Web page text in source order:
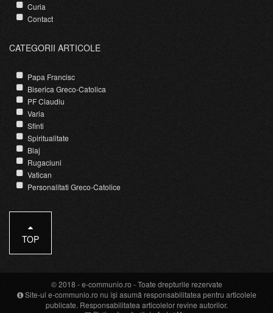
Curia
Contact
CATEGORII ARTICOLE
Papa Francisc
Biserica Greco-Catolica
PF Claudiu
Varia
Sfinti
Spiritualitate
Blaj
Rugaciuni
Vatican
Personalitati Greco-Catolice
TOP
© 2018 -e-communio.ro - Toate drepturile rezervate
Site-ul e-communio.ro nu își asumă responsabilitatea pentru articolele
publicate. Responsabilitatea articolelor revine autorilor.